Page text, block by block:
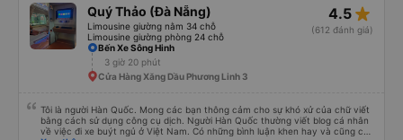
chật). Tôi khuyên bạn nên chọn chỗ ngồi phía dưới và giữa.
Quý Thảo (Đà Nẵng)
Limousine giường nằm 34 chỗ
Limousine giường phòng 24 chỗ
4.5 star_rate
(612 đánh giá)
Bến Xe Sông Hinh
3 giờ 20 phút
Cửa Hàng Xăng Dầu Phương Linh 3
Tôi là người Hàn Quốc. Mong các bạn thông cảm cho sự khó xử của chữ viết
bằng cách sử dụng công cụ dịch. Người Hàn Quốc thường viết blog cá nhân
về việc đi xe buýt ngủ ở Việt Nam. Có những bình luận khen hay và cũng có